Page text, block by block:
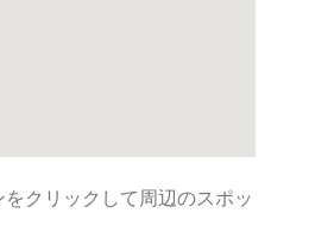
クリックして周辺のスポッ